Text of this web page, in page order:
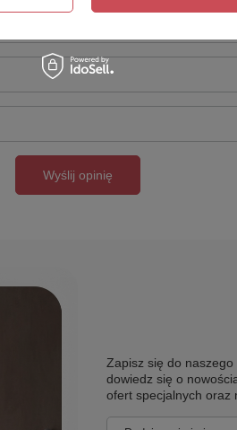
Wyślij opinię
Zapisz się do
dowiedz się o
ofert specjalnych oraz